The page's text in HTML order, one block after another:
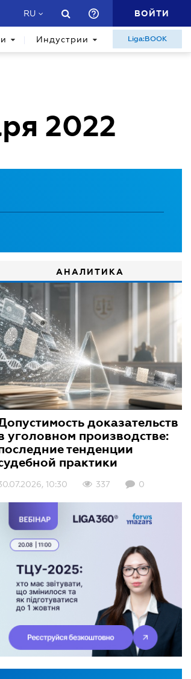
RU ВОЙТИ
Индустрии Liga:BOOK
2022
АНАЛИТИКА
доказательств
уголовном производстве:
тенденции
практики
10:30 337 0